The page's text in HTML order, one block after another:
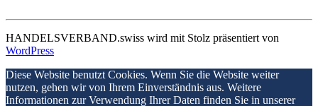
HANDELSVERBAND.swiss wird mit Stolz präsentiert von
WordPress
Diese Website benutzt Cookies. Wenn Sie die Website weiter
nutzen, gehen wir von Ihrem Einverständnis aus. Weitere
Informationen zur Verwendung Ihrer Daten finden Sie in unserer